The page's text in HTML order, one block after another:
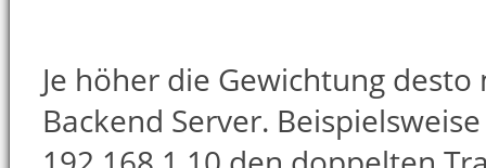
Je höher die Gewichtung
Backend Server.